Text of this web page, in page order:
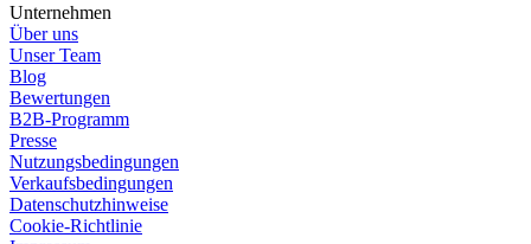
Unternehmen
Über uns
Unser Team
Blog
Bewertungen
B2B-Programm
Presse
Nutzungsbedingungen
Verkaufsbedingungen
Datenschutzhinweise
Cookie-Richtlinie